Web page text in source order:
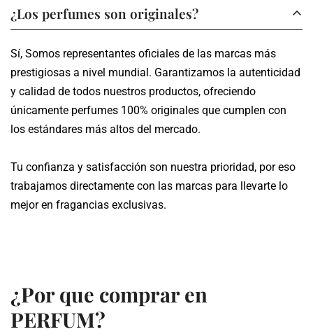
dependiendo de tu ubicación.
Te proporcionamos un número de seguimiento para que
puedas monitorear el estado de tu pedido en tiempo real.
¿Los perfumes son originales?
Sí, Somos representantes oficiales de las marcas más
prestigiosas a nivel mundial. Garantizamos la autenticidad
y calidad de todos nuestros productos, ofreciendo
únicamente perfumes 100% originales que cumplen con
los estándares más altos del mercado.
Tu confianza y satisfacción son nuestra prioridad, por eso
trabajamos directamente con las marcas para llevarte lo
mejor en fragancias exclusivas.
¿Por que comprar en
PERFUM?